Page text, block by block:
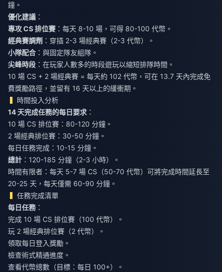
鐘。
優化建議 ：
專攻 CS 排位賽 ：每天 8-10 場，可得 80-100 代幣。
經典賽調劑 ：穿插 2-3 場經典賽（2-3 代幣）。
小隊配合 ：與固定隊友組隊。
尖峰時段 ：在玩家人數多的時段遊玩以縮短排隊時間。
10 場 CS + 2 場經典賽 = 每天約 102 代幣，可在 13.7 天內完成免
費獎勵路徑，並留有 16 天以上的緩衝期。
時間投入分析
14 天完成任務的每日要求 ：
10 場 CS 排位賽：80-120 分鐘。
2 場經典排位賽：30-50 分鐘。
每日任務完成：10-15 分鐘。
總計 ：120-185 分鐘（2-3 小時）。
時間有限者：每天 5-7 場 CS（50-70 代幣）可將完成時間延長至
20-25 天，每天僅需 60-90 分鐘。
任務完成清單
每日任務 ：
完成 10 場 CS 排位賽（100 代幣）。
玩 2 場經典排位賽（2 代幣）。
領取每日登入獎勵。
檢查術式精通進度。
查看代幣總數（目標：每日 100+）。